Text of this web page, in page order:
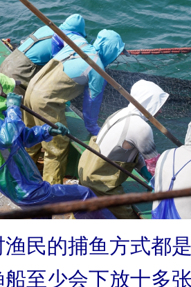
民的捕鱼方式都
至少会下放十多